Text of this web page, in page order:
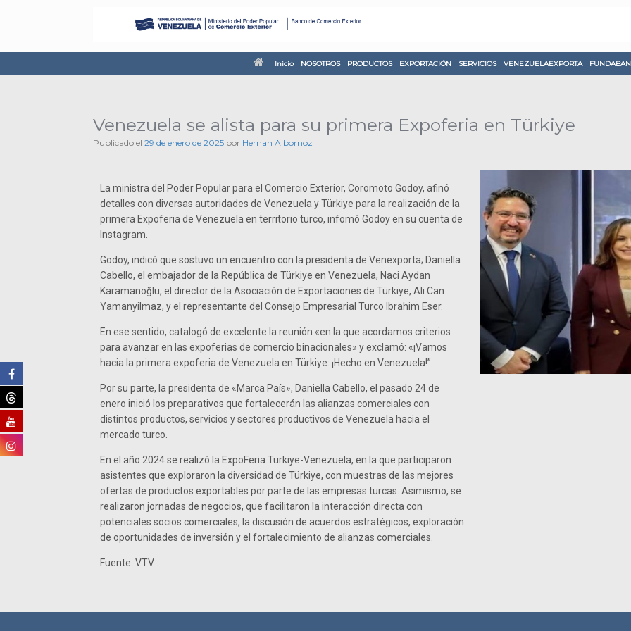
Inicio NOSOTROS PRODUCTOS EXPORTACIÓN SERVICIOS VENEZUELAEXPORTA
Venezuela se alista para su primera Expoferia en Türkiye
Publicado el 29 de enero de 2025 por Hernan Albornoz
La ministra del Poder Popular para el Comercio Exterior, Coromoto Godoy, afinó
detalles con diversas autoridades de Venezuela y Türkiye para la realización de la
primera Expoferia de Venezuela en territorio turco, infomó Godoy en su cuenta de
Instagram.
Godoy, indicó que sostuvo un encuentro con la presidenta de Venexporta; Daniella
Cabello, el embajador de la República de Türkiye en Venezuela, Naci Aydan
Karamanoğlu, el director de la Asociación de Exportaciones de Türkiye, Ali Can
Yamanyilmaz, y el representante del Consejo Empresarial Turco Ibrahim Eser.
En ese sentido, catalogó de excelente la reunión «en la que acordamos criterios
para avanzar en las expoferias de comercio binacionales» y exclamó: «¡Vamos
hacia la primera expoferia de Venezuela en Türkiye: ¡Hecho en Venezuela!”.
Por su parte, la presidenta de «Marca País», Daniella Cabello, el pasado 24 de
enero inició los preparativos que fortalecerán las alianzas comerciales con
distintos productos, servicios y sectores productivos de Venezuela hacia el
mercado turco.
En el año 2024 se realizó la ExpoFeria Türkiye-Venezuela, en la que participaron
asistentes que exploraron la diversidad de Türkiye, con muestras de las mejores
ofertas de productos exportables por parte de las empresas turcas. Asimismo, se
realizaron jornadas de negocios, que facilitaron la interacción directa con
potenciales socios comerciales, la discusión de acuerdos estratégicos, exploración
de oportunidades de inversión y el fortalecimiento de alianzas comerciales.
Fuente: VTV